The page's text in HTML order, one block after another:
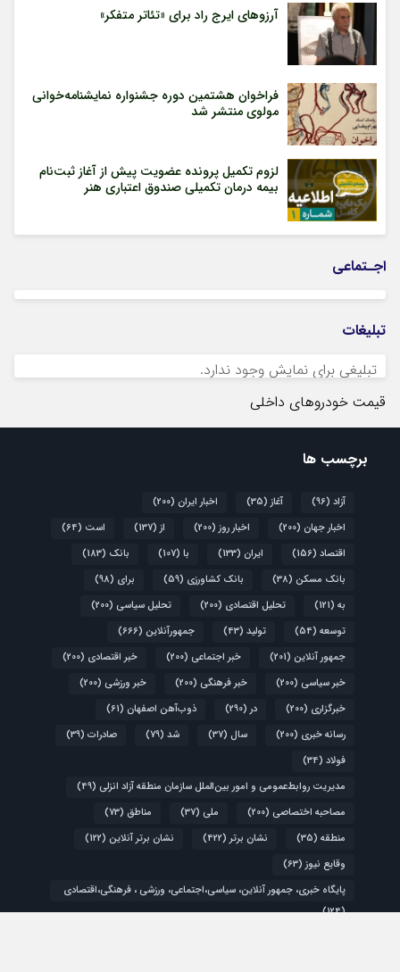
آرزوهای ایرج راد برای «تئاتر متفکر»
فراخوان هشتمین دوره جشنواره نمایشنامه‌خوانی
مولوی منتشر شد
لزوم تکمیل پرونده عضویت پیش از آغاز ثبت‌نام
بیمه درمان تکمیلی صندوق اعتباری هنر
اجـتماعی
تبلیغات
تبلیغی برای نمایش وجود ندارد.
قیمت خودروهای داخلی
برچسب ها
آزاد (96) آغاز(35) اخبار ایران (200)
اخبار جهان (200) اخبار روز(200) از(137) است (64)
اقتصاد (156) ایران (133) با (107) بانک (183)
بانک مسکن (38) بانک کشاورزی (59) برای (98)
به (121) تحلیل اقتصادی (200) تحلیل سیاسی (200)
توسعه (54) تولید (43) جمهورآنلاین (666)
جمهور آنلاین (201) خبر اجتماعی (200) خبر اقتصادی (200)
خبر سیاسی (200) خبر فرهنگی (200) خبر ورزشی (200)
خبرگزاری (200) در(290) ذوب‌آهن اصفهان (61)
رسانه خبری (200) سال (37) شد (79) صادرات (39)
فولاد (34)
مدیریت روابط‌عمومی و امور بین‌الملل سازمان منطقه آزاد انزلی (49)
مصاحبه اختصاصی (200) ملی (37) مناطق (73)
منطقه (35) نشان برتر(422) نشان برتر آنلاین (122)
وقایع نیوز(63)
پایگاه خبری، جمهور آنلاین، سیاسی،اجتماعی، ورزشی ، فرهنگی،اقتصادی
(124)